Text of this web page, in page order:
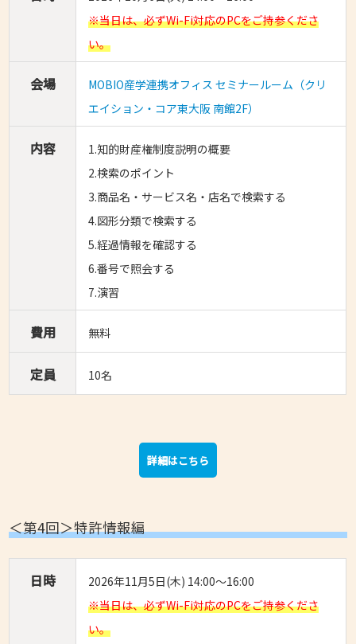
※当日は、必ずWi-Fi対応のPCをご持参くださ
い。
会場
MOBIO産学連携オフィス セミナールーム（クリ
エイション・コア東大阪 南館2F）
内容
1.知的財産権制度説明の概要
2.検索のポイント
3.商品名・サービス名・店名で検索する
4.図形分類で検索する
5.経過情報を確認する
6.番号で照会する
7.演習
費用 無料
定員 10名
詳細はこちら
＜第4回＞特許情報編
日時
2026年11月5日(木) 14:00～16:00
※当日は、必ずWi-Fi対応のPCをご持参くださ
い。